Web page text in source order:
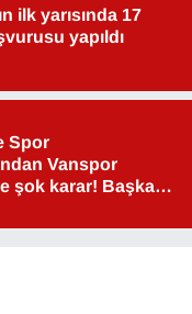
ilk yarısında 17
yapıldı
Spor
Vanspor
şok karar! Başkan